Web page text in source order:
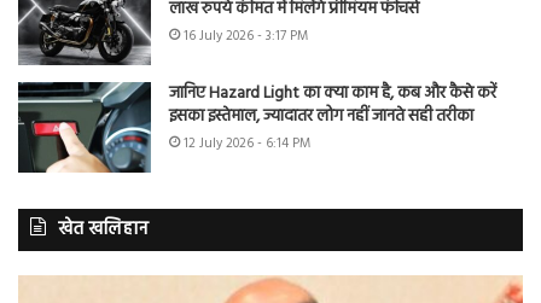
लाख रुपये कीमत में मिलेंगे प्रीमियम फीचर्स
16 July 2026 - 3:17 PM
जानिए Hazard Light का क्या काम है, कब और कैसे करें
इसका इस्तेमाल, ज्यादातर लोग नहीं जानते सही तरीका
12 July 2026 - 6:14 PM
खेत खलिहान